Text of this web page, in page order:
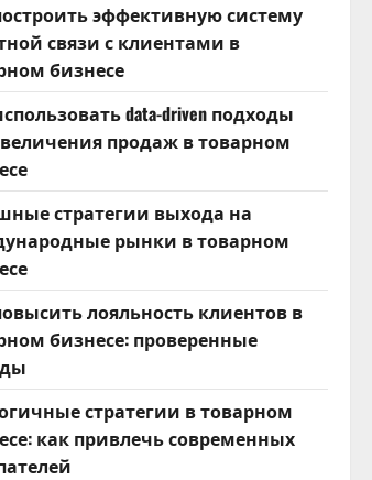
эффективную систему
связи с клиентами в
бизнесе
data-driven подходы
продаж в товарном
стратегии выхода на
рынки в товарном
лояльность клиентов в
бизнесе: проверенные
стратегии в товарном
как привлечь современных